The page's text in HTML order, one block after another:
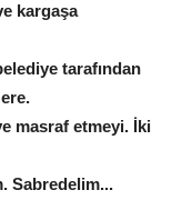
kargaşa
tarafından
masraf etmeyi. İki
Sabredelim...